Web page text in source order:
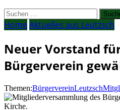
Suchen
nach:
HomeAktuelles aus Leutzsch
Neuer Vorstand
Bürgerverein
Themen:BürgervereinLeutzsch